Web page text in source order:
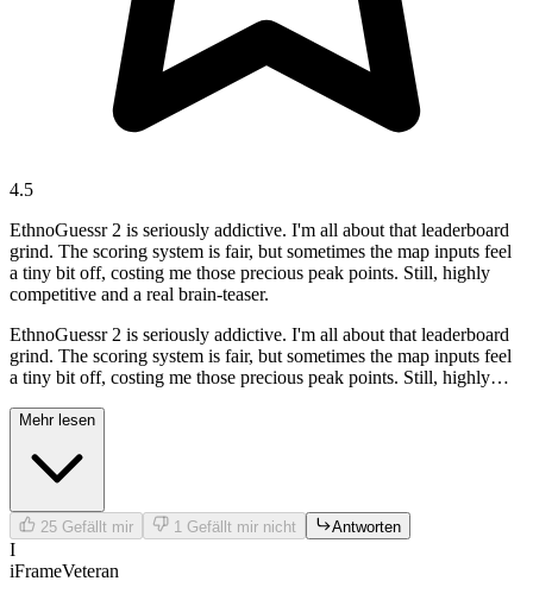
4.5
EthnoGuessr 2 is seriously addictive. I'm all about that leaderboard
grind. The scoring system is fair, but sometimes the map inputs feel
a tiny bit off, costing me those precious peak points. Still, highly
competitive and a real brain-teaser.
EthnoGuessr 2 is seriously addictive. I'm all about that leaderboard
grind. The scoring system is fair, but sometimes the map inputs feel
a tiny bit off, costing me those precious peak points. Still, highly
Mehr lesen
25 Gefällt mir 1 Gefällt mir nicht Antworten
I
iFrameVeteran